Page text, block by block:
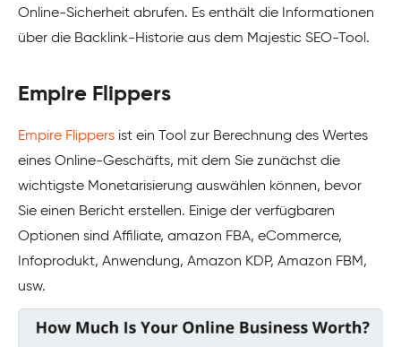
Online-Sicherheit abrufen. Es enthält die Informationen
über die Backlink-Historie aus dem Majestic SEO-Tool.
Empire Flippers
Empire Flippers ist ein Tool zur Berechnung des Wertes
eines Online-Geschäfts, mit dem Sie zunächst die
wichtigste Monetarisierung auswählen können, bevor
Sie einen Bericht erstellen. Einige der verfügbaren
Optionen sind Affiliate, amazon FBA, eCommerce,
Infoprodukt, Anwendung, Amazon KDP, Amazon FBM,
usw.